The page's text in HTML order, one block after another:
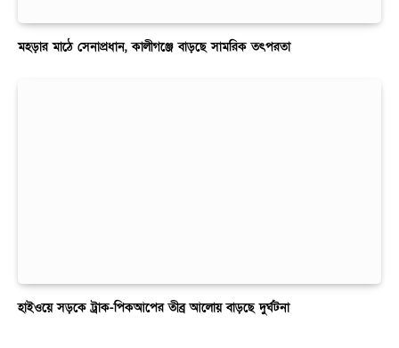
মহড়ার মাঠে সেনাপ্রধান, কালীগঞ্জে বাড়ছে সামরিক তৎপরতা
হাইওয়ে সড়কে ট্রাক-পিকআপের তীব্র আলোয় বাড়ছে দুর্ঘটনা